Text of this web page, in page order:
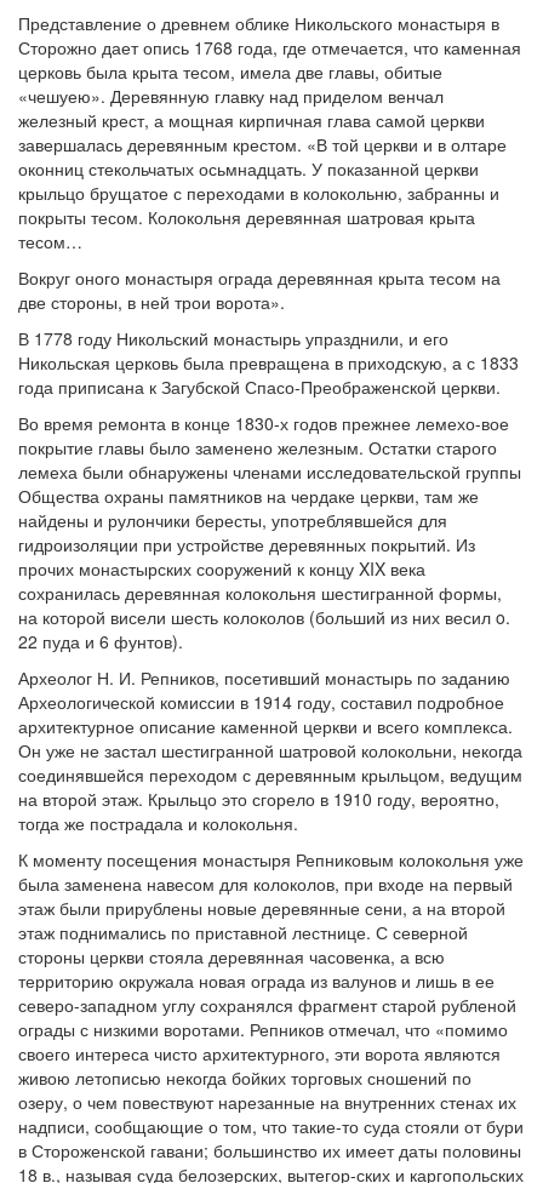
Представление о древнем облике Никольского монастыря в
Сторожно дает опись 1768 года, где отмечается, что каменная
церковь была крыта тесом, имела две главы, обитые
«чешуею». Деревянную главку над приделом венчал
железный крест, а мощная кирпичная глава самой церкви
завершалась деревянным крестом. «В той церкви и в олтаре
оконниц стекольчатых осьмнадцать. У показанной церкви
крыльцо брущатое с переходами в колокольню, забранны и
покрыты тесом. Колокольня деревянная шатровая крыта
тесом…
Вокруг оного монастыря ограда деревянная крыта тесом на
две стороны, в ней трои ворота».
В 1778 году Никольский монастырь упразднили, и его
Никольская церковь была превращена в приходскую, а с 1833
года приписана к Загубской Спасо-Преображенской церкви.
Во время ремонта в конце 1830-х годов прежнее лемехо-вое
покрытие главы было заменено железным. Остатки старого
лемеха были обнаружены членами исследовательской группы
Общества охраны памятников на чердаке церкви, там же
найдены и рулончики бересты, употреблявшейся для
гидроизоляции при устройстве деревянных покрытий. Из
прочих монастырских сооружений к концу XIX века
сохранилась деревянная колокольня шестигранной формы,
на которой висели шесть колоколов (больший из них весил o.
22 пуда и 6 фунтов).
Археолог Н. И. Репников, посетивший монастырь по заданию
Археологической комиссии в 1914 году, составил подробное
архитектурное описание каменной церкви и всего комплекса.
Он уже не застал шестигранной шатровой колокольни, некогда
соединявшейся переходом с деревянным крыльцом, ведущим
на второй этаж. Крыльцо это сгорело в 1910 году, вероятно,
тогда же пострадала и колокольня.
К моменту посещения монастыря Репниковым колокольня уже
была заменена навесом для колоколов, при входе на первый
этаж были прирублены новые деревянные сени, а на второй
этаж поднимались по приставной лестнице. С северной
стороны церкви стояла деревянная часовенка, а всю
территорию окружала новая ограда из валунов и лишь в ее
северо-западном углу сохранялся фрагмент старой рубленой
ограды с низкими воротами. Репников отмечал, что «помимо
своего интереса чисто архитектурного, эти ворота являются
живою летописью некогда бойких торговых сношений по
озеру, о чем повествуют нарезанные на внутренних стенах их
надписи, сообщающие о том, что такие-то суда стояли от бури
в Стороженской гавани; большинство их имеет даты половины
18 в., называя суда белозерских, вытегор-ских и каргопольских